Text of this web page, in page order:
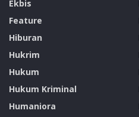
Ekbis
Feature
Hiburan
Hukrim
Hukum
Hukum Kriminal
Humaniora